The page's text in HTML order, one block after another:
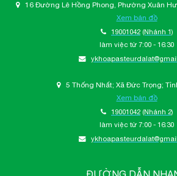
16 Đường Lê Hồng Phong, Phường Xuân
Xem bản đồ
19001042 (Nhánh 1)
làm việc từ 7:00 - 16:30
5 Thống Nhất; Xã Đức Trọng;
Xem bản đồ
19001042 (Nhánh 2)
làm việc từ 7:00 - 16:30